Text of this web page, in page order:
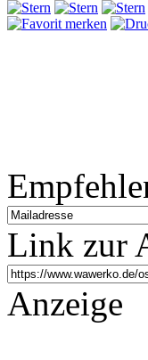
merken
Link zur
Anzeige